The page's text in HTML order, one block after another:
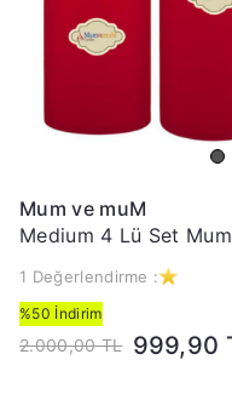
Mum ve muM
Medium 4 Lü Set Mum
1 Değerlendirme :
%50 İndirim
2.000,00 TL 999,90